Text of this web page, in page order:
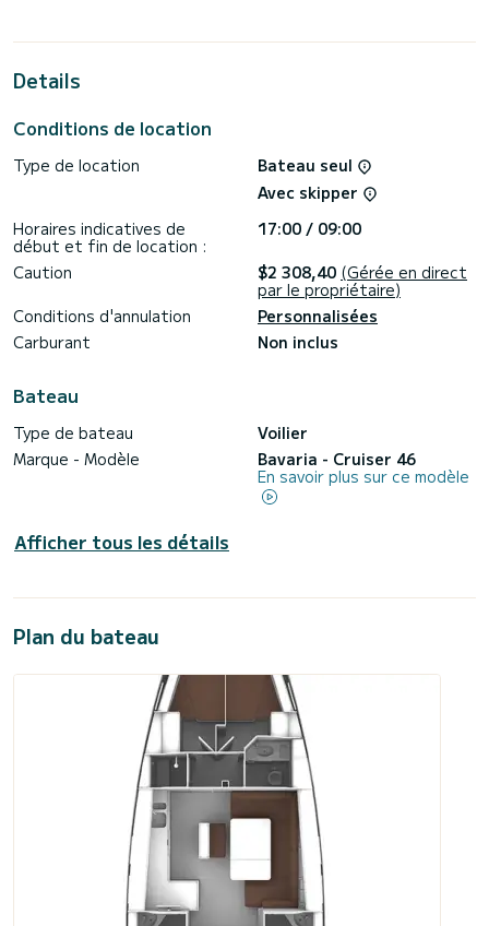
Details
Conditions de location
Type de location
Bateau seul
Avec skipper
Horaires indicatives de
début et fin de location :
17:00 / 09:00
Caution
$2 308,40 (Gérée en direct
par le propriétaire)
Conditions d'annulation
Personnalisées
Carburant
Non inclus
Bateau
Type de bateau
Voilier
Marque - Modèle
Bavaria - Cruiser 46
En savoir plus sur ce modèle
Afficher tous les détails
Plan du bateau